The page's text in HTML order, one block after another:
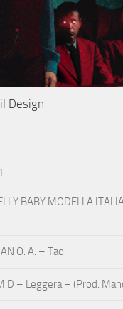
Design
BABY MODELLA
O. A. – Tao
D – Leggera – (Prod.